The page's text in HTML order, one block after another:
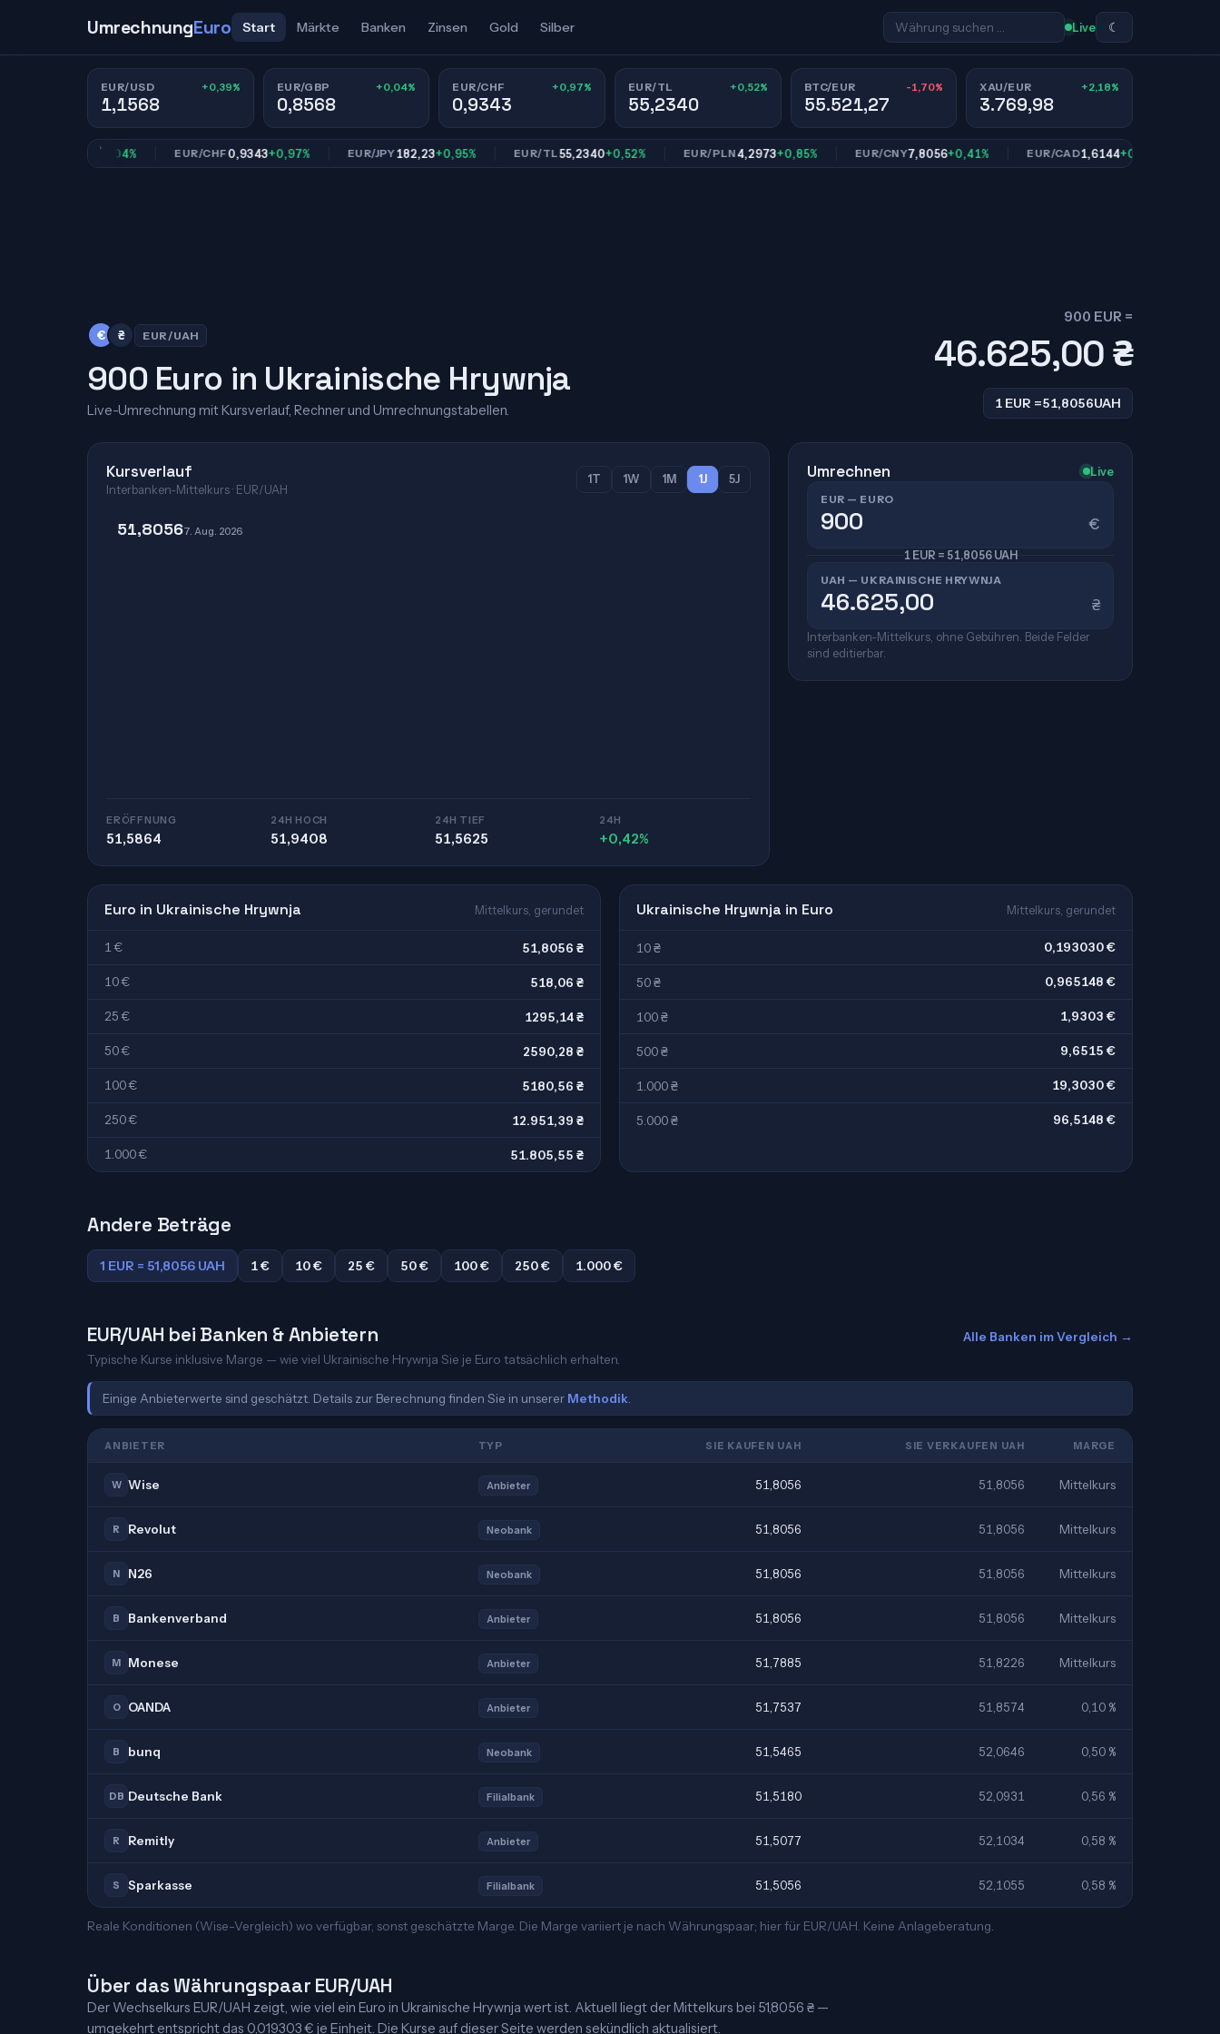
UmrechnungEuro Start Märkte Banken Zinsen Gold Silber Live ☾
EUR/USD +0,39%
1,1568
EUR/GBP +0,04%
0,8568
EUR/CHF +0,97%
0,9343
EUR/TL +0,52%
55,2340
BTC/EUR -1,70%
55.521,27
XAU/EUR +2,18%
3.769,98
+0,04% EUR/CHF0,9343+0,97% EUR/JPY182,23+0,95% EUR/TL55,2340+0,52% EUR/PLN4,2973+0,85% EUR/CNY7,8056+0,41% EUR/CAD1,6144+0,81%
€ ₴ EUR/UAH
900 Euro in Ukrainische Hrywnja
Live-Umrechnung mit Kursverlauf, Rechner und Umrechnungstabellen.
900 EUR =
46.625,00₴
1 EUR =51,8056UAH
Kursverlauf
Interbanken-Mittelkurs · EUR/UAH
1T 1W 1M 1J 5J
51,80567. Aug. 2026
ERÖFFNUNG
51,5864
24H HOCH
51,9408
24H TIEF
51,5625
24H
+0,42%
Umrechnen Live
EUR — EURO
€
1 EUR = 51,8056 UAH
UAH — UKRAINISCHE HRYWNJA
₴
Interbanken-Mittelkurs, ohne Gebühren. Beide Felder
sind editierbar.
Euro in Ukrainische Hrywnja Mittelkurs, gerundet
1 € 51,8056 ₴
10 € 518,06 ₴
25 € 1295,14 ₴
50 € 2590,28 ₴
100 € 5180,56 ₴
250 € 12.951,39 ₴
1.000 € 51.805,55 ₴
Ukrainische Hrywnja in Euro Mittelkurs, gerundet
10 ₴ 0,193030 €
50 ₴ 0,965148 €
100 ₴ 1,9303 €
500 ₴ 9,6515 €
1.000 ₴ 19,3030 €
5.000 ₴ 96,5148 €
Andere Beträge
1 EUR = 51,8056 UAH 1 € 10 € 25 € 50 € 100 € 250 € 1.000 €
EUR/UAH bei Banken & Anbietern
Typische Kurse inklusive Marge — wie viel Ukrainische Hrywnja Sie je Euro tatsächlich erhalten.
Alle Banken im Vergleich →
Einige Anbieterwerte sind geschätzt. Details zur Berechnung finden Sie in unserer Methodik
ANBIETER TYP SIE KAUFEN UAH SIE VERKAUFEN UAH MARGE
W Wise Anbieter 51,8056 51,8056 Mittelkurs
R Revolut Neobank 51,8056 51,8056 Mittelkurs
N N26 Neobank 51,8056 51,8056 Mittelkurs
B Bankenverband Anbieter 51,8056 51,8056 Mittelkurs
M Monese Anbieter 51,7885 51,8226 Mittelkurs
O OANDA Anbieter 51,7537 51,8574 0,10 %
B bunq Neobank 51,5465 52,0646 0,50 %
DB Deutsche Bank Filialbank 51,5180 52,0931 0,56 %
R Remitly Anbieter 51,5077 52,1034 0,58 %
S Sparkasse Filialbank 51,5056 52,1055 0,58 %
Reale Konditionen (Wise-Vergleich) wo verfügbar, sonst geschätzte Marge. Die Marge variiert je nach Währungspaar; hier für EUR/UAH. Keine Anlageberatung.
Über das Währungspaar EUR/UAH
Der Wechselkurs EUR/UAH zeigt, wie viel ein Euro in Ukrainische Hrywnja wert ist. Aktuell liegt der Mittelkurs bei 51,8056 ₴ —
umgekehrt entspricht das 0,019303 € je Einheit. Die Kurse auf dieser Seite werden sekündlich aktualisiert.